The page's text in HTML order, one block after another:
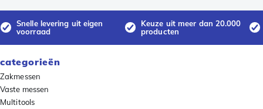
Snelle levering uit eigen
voorraad
Keuze uit meer dan 20.000
producten
categorieën
Zakmessen
Vaste messen
Multitools